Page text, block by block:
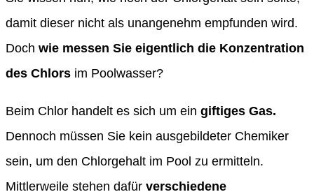
damit dieser nicht als unangenehm empfunden wird.
Doch wie messen Sie eigentlich die Konzentration
des Chlors im Poolwasser?
Beim Chlor handelt es sich um ein giftiges Gas.
Dennoch müssen Sie kein ausgebildeter Chemiker
sein, um den Chlorgehalt im Pool zu ermitteln.
Mittlerweile stehen dafür verschiedene